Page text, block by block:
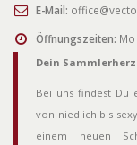
E-Mail:
Öffnungszeiten:
Dein
Bei uns findest Du
von niedlich bis
einem neuen